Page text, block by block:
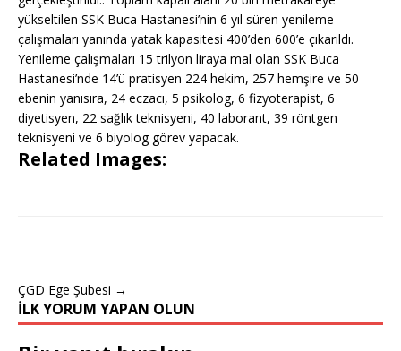
yükseltilen SSK Buca Hastanesi’nin 6 yıl süren yenileme
çalışmaları yanında yatak kapasitesi 400’den 600’e çıkarıldı.
Yenileme çalışmaları 15 trilyon liraya mal olan SSK Buca
Hastanesi’nde 14’ü pratisyen 224 hekim, 257 hemşire ve 50
ebenin yanısıra, 24 eczacı, 5 psikolog, 6 fizyoterapist, 6
diyetisyen, 22 sağlık teknisyeni, 40 laborant, 39 röntgen
teknisyeni ve 6 biyolog görev yapacak.
Related Images:
ÇGD Ege Şubesi →
İLK YORUM YAPAN OLUN